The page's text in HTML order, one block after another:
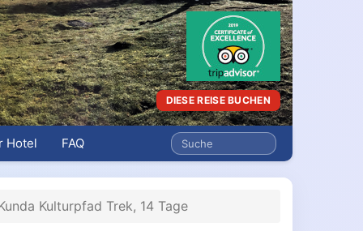
DIESE REISE BUCHEN
Hotel FAQ
Kulturpfad Trek, 14 Tage